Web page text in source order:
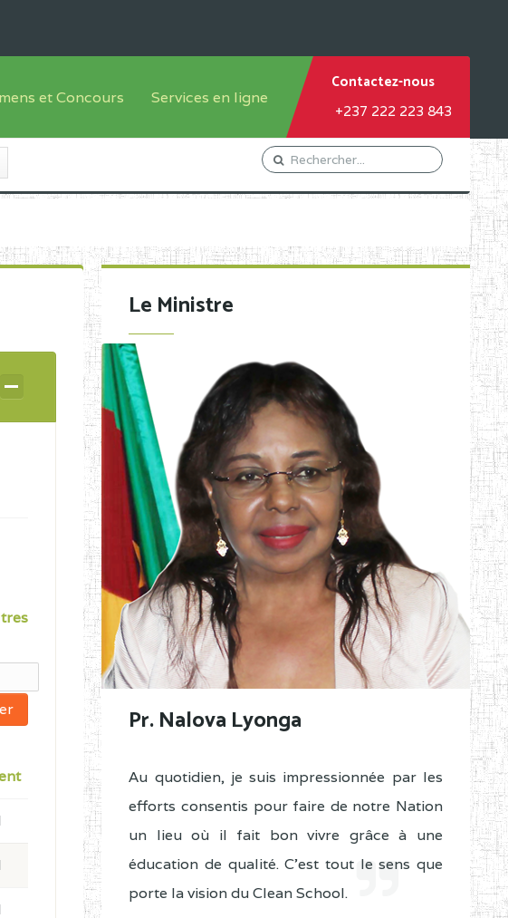
Sous système francophone
et Concours
candidats
disponibles
Services en ligne
Orientation Conseil
Gestion du Personnel
Demande de subvention
Contactez-nous
+237 222 223 843
Le Ministre
Pr. Nalova Lyonga
Au quotidien, je suis impressionnée par les
efforts consentis pour faire de notre Nation
un lieu où il fait bon vivre grâce à une
éducation de qualité. C'est tout le sens que
porte la vision du Clean School.